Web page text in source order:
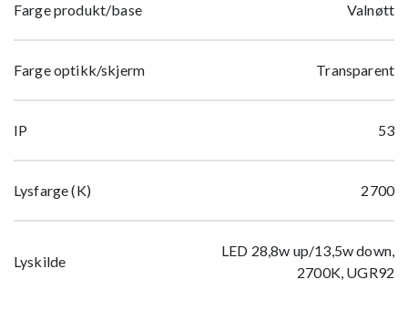
Farge produkt/base Valnøtt
Farge optikk/skjerm Transparent
IP 53
Lysfarge (K) 2700
Lyskilde
LED 28,8w up/13,5w down,
2700K, UGR92